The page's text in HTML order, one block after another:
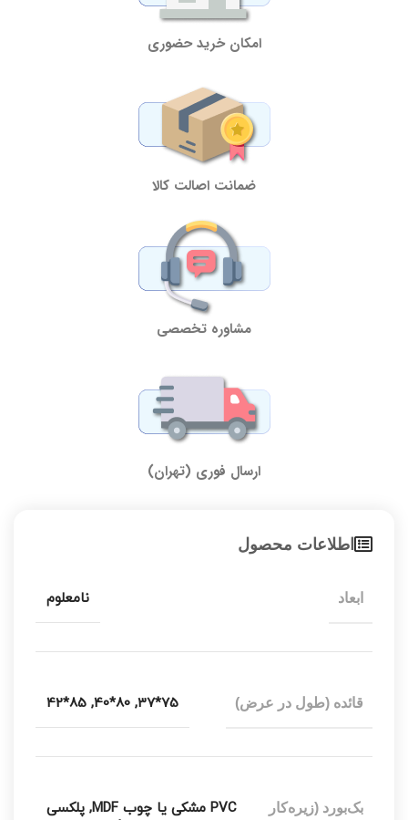
امکان خرید حضوری
ضمانت اصالت کالا
مشاوره تخصصی
ارسال فوری (تهران)
اطلاعات محصول
ابعاد نامعلوم
قائده (طول در عرض) 75*37
,
80*40
,
85*42
بک‌بورد (زیره‌کار
PVC مشکی یا چوب MDF , پلکسی